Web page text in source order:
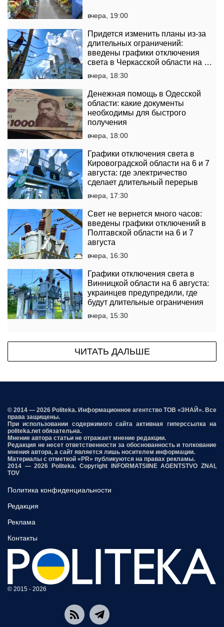
вчера, 19:00
Придется изменить планы из-за
длительных ограничений:
введены графики отключения
света в Черкасской области на 6
и 7 августа
вчера, 18:30
Денежная помощь в Одесской
области: какие документы
необходимы для быстрого
получения
вчера, 18:00
Графики отключения света в
Кировоградской области на 6 и 7
августа: где электричество
сделает длительный перерыв
вчера, 17:30
Свет не вернется много часов:
введены графики отключений в
Полтавской области на 6 и 7
августа
вчера, 16:30
Графики отключения света в
Винницкой области на 6 августа:
украинцев предупредили, где
будут длительные ограничения
вчера, 15:30
ЧИТАТЬ ДАЛЬШЕ
© 2014 — 2026 Politeka. Информационное агентство ТОВ «ЗНАЙ». Все
права защищены.
При использовании содержимого сайта активная гиперссылка на
politeka.net обязательна.
Мнение автора статьи не отражает мнение редакции.
Редакция не несет ответственности за обоснованность и толкование
мнения автора, а сайт является лишь носителем информации.
Материалы с отметкой «PR» публикуются на правах рекламы.
2014 — 2026 Politeka. Copyright INFORMATSIINE AGENTSTVO ZNAI,
TOV
Политика конфиденциальности
Редакция
Реклама
Контакты
© 2015 - 2026